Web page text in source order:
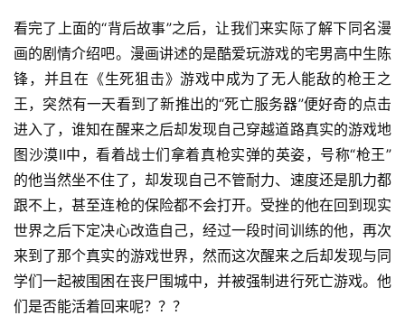
休
闲
游
戏
2
0
2
5
第
十
三
届
看完了上面的“背后故事”之后，让我们来实际了解下同名漫
画的剧情介绍吧。漫画讲述的是酷爱玩游戏的宅男高中生陈
锋，并且在《生死狙击》游戏中成为了无人能敌的枪王之
王，突然有一天看到了新推出的“死亡服务器”便好奇的点击
进入了，谁知在醒来之后却发现自己穿越道路真实的游戏地
图沙漠Ⅱ中，看着战士们拿着真枪实弹的英姿，号称“枪王”
的他当然坐不住了，却发现自己不管耐力、速度还是肌力都
跟不上，甚至连枪的保险都不会打开。受挫的他在回到现实
世界之后下定决心改造自己，经过一段时间训练的他，再次
来到了那个真实的游戏世界，然而这次醒来之后却发现与同
学们一起被围困在丧尸围城中，并被强制进行死亡游戏。他
们是否能活着回来呢？？？